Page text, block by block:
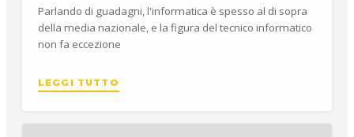
Parlando di guadagni, l'informatica è spesso al di sopra
della media nazionale, e la figura del tecnico informatico
non fa eccezione
LEGGI TUTTO